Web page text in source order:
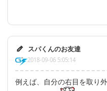
スパくんのお友達
2018-09-06 5:05:14
例えば、自分の右目を取り